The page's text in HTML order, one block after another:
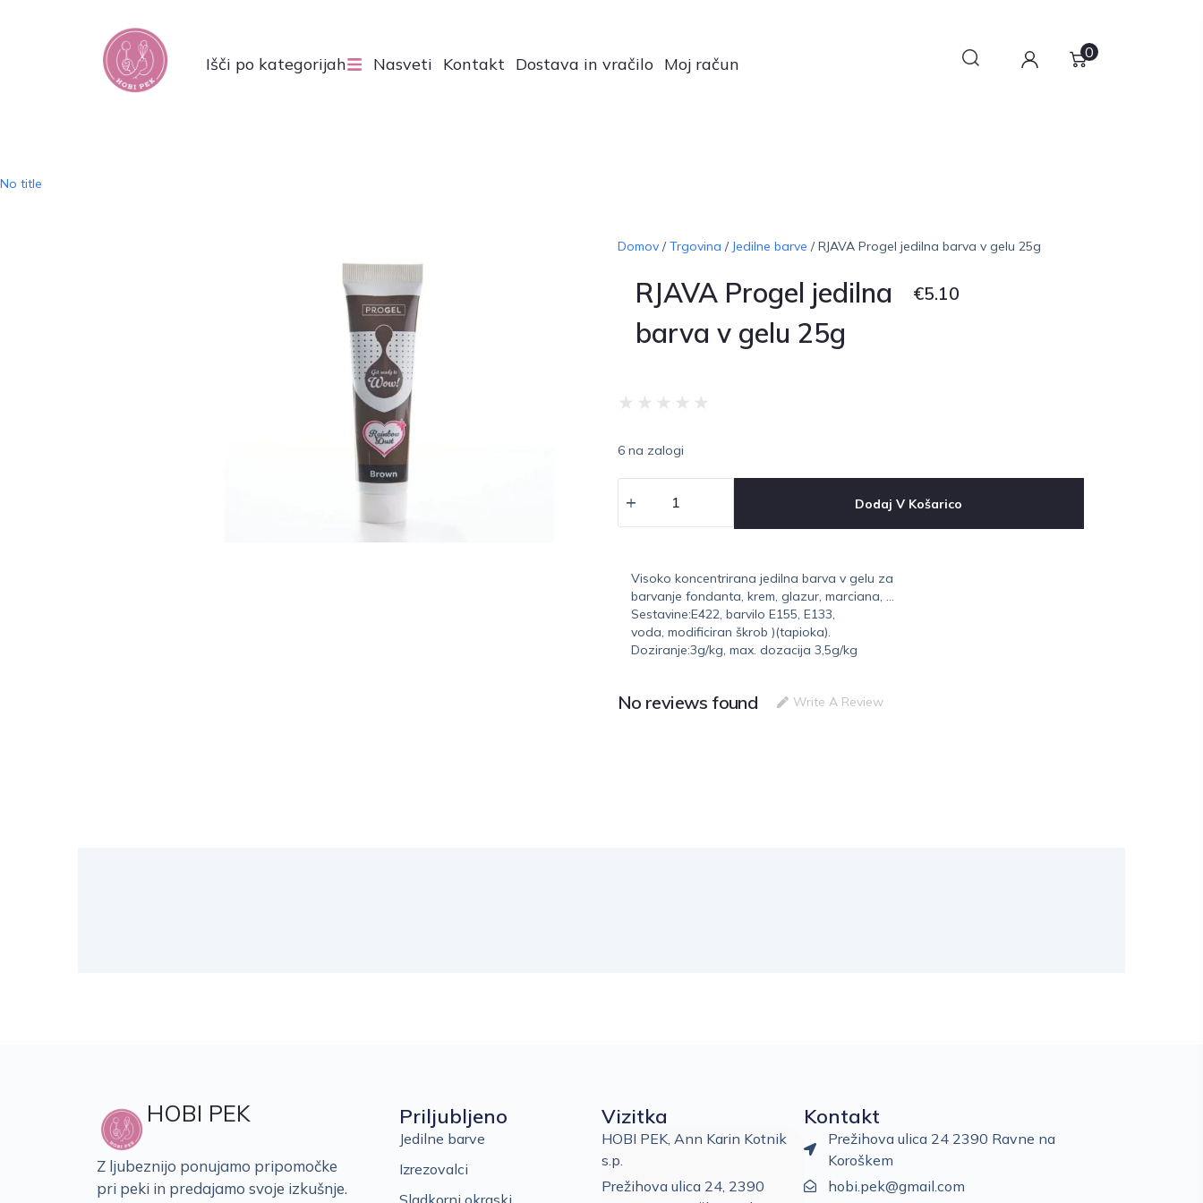
Išči po kategorijah Nasveti Kontakt Dostava in vračilo Moj račun
0
No title
Domov/Trgovina / Jedilne barve / RJAVA Progel jedilna barva v gelu 25g
RJAVA Progel jedilna
barva v gelu 25g
€5.10
★ ★ ★ ★ ★
6 na zalogi
Dodaj V Košarico
Visoko koncentrirana jedilna barva v gelu za
barvanje fondanta, krem, glazur, marciana, …
Sestavine:E422, barvilo E155, E133,
voda, modificiran škrob )(tapioka).
Doziranje:3g/kg, max. dozacija 3,5g/kg
No reviews found Write A Review
HOBI PEK
Z ljubeznijo ponujamo pripomočke
pri peki in predajamo svoje izkušnje.
Priljubljeno
Jedilne barve
Izrezovalci
Sladkorni okraski
Vizitka
HOBI PEK, Ann Karin Kotnik
s.p.
Prežihova ulica 24, 2390
Kontakt
Prežihova ulica 24 2390 Ravne na
Koroškem
hobi.pek@gmail.com